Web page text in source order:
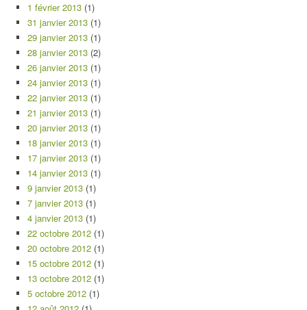
1 février 2013 (1)
31 janvier 2013 (1)
29 janvier 2013 (1)
28 janvier 2013 (2)
26 janvier 2013 (1)
24 janvier 2013 (1)
22 janvier 2013 (1)
21 janvier 2013 (1)
20 janvier 2013 (1)
18 janvier 2013 (1)
17 janvier 2013 (1)
14 janvier 2013 (1)
9 janvier 2013 (1)
7 janvier 2013 (1)
4 janvier 2013 (1)
22 octobre 2012 (1)
20 octobre 2012 (1)
15 octobre 2012 (1)
13 octobre 2012 (1)
5 octobre 2012 (1)